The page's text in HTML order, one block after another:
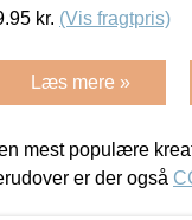
kr. (Vis fragtpris)
Læs mere »
mest populære
er der også